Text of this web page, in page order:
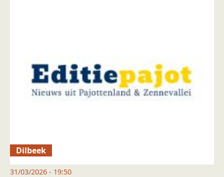
Dilbeek
31/03/2026 - 19:50